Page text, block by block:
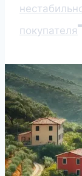
покупателя